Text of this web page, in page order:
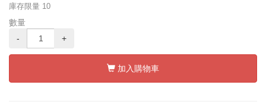
庫存限量 10
數量
-
+
加入購物車